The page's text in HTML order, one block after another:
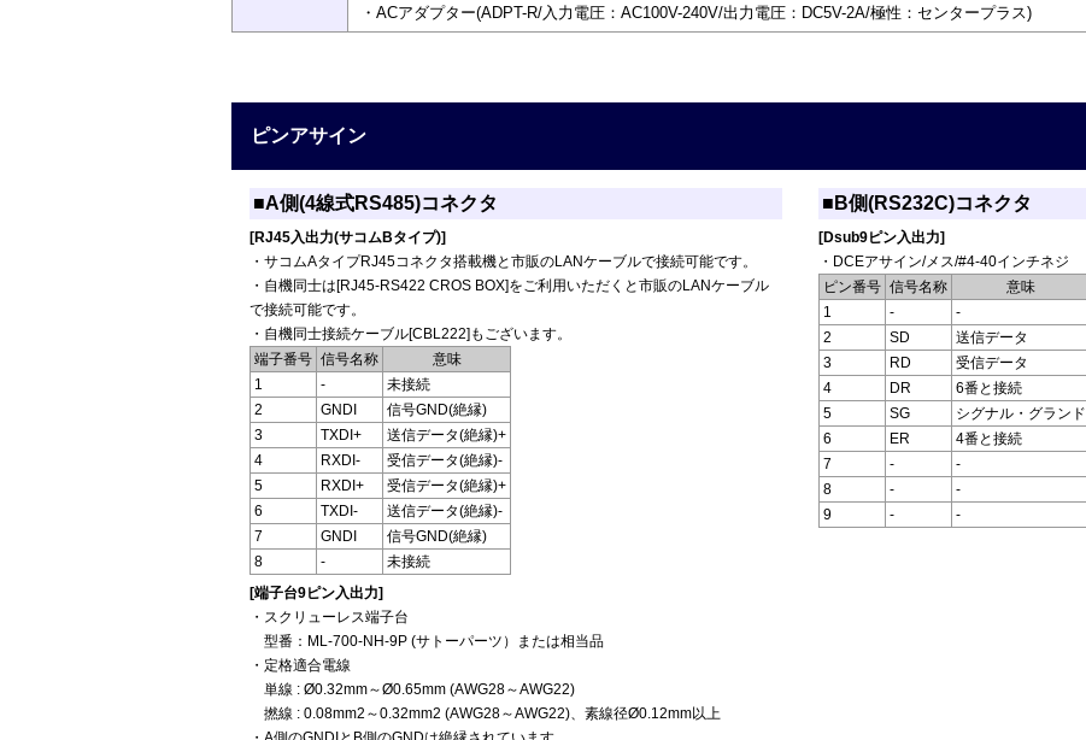
・ACアダプター(ADPT-R/入力電圧：AC100V-240V/出力電圧：DC5V-2A/極性：センタープラス)
ピンアサイン
■A側(4線式RS485)コネクタ
[RJ45入出力(サコムBタイプ)]
・サコムAタイプRJ45コネクタ搭載機と市販のLANケーブルで接続可能です。
・自機同士は[RJ45-RS422 CROS BOX]をご利用いただくと市販のLANケーブル
で接続可能です。
・自機同士接続ケーブル[CBL222]もございます。
端子番号 信号名称
意味
1
-
未接続
2
GNDI
信号GND(絶縁)
3
TXDI+
送信データ(絶縁)+
4
RXDI-
受信データ(絶縁)-
5
RXDI+
受信データ(絶縁)+
6
TXDI-
送信データ(絶縁)-
7
GNDI
信号GND(絶縁)
8
-
未接続
[端子台9ピン入出力]
・スクリューレス端子台
型番：ML-700-NH-9P (サトーパーツ）または相当品
・定格適合電線
単線 : Ø0.32mm～Ø0.65mm (AWG28～AWG22)
撚線 : 0.08mm2～0.32mm2 (AWG28～AWG22)、素線径Ø0.12mm以上
■B側(RS232C)コネクタ
[Dsub9ピン入出力]
・DCEアサイン/メス/#4-40インチネジ
ピン番号 信号名称 意味
1
- -
2
SD 送信データ
3
RD 受信データ
4
DR 6番と接続
5
SG シグナル・グランド
6
ER 4番と接続
7
- -
8
- -
9
- -